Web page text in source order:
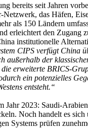
bereits seit Jahren
das Häfen,
als 150 Ländern
erleichtert den Zugang
institutionelle
CIPS verfügt China
außerhalb der
die erweiterte BRICS-
ein potenzielles
entsteht.“
Jahr 2023: Saudi-
Noch handelt es
Systems prüfen